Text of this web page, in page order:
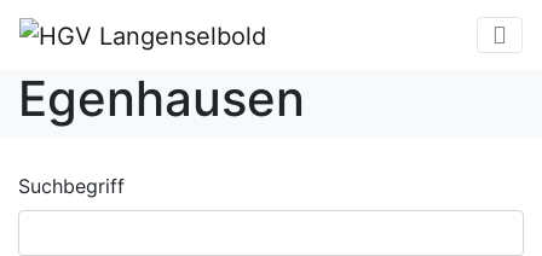
Egenhausen
Suchbegriff